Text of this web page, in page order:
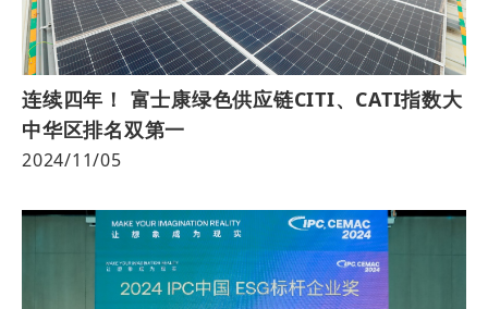
连续四年！ 富士康绿色供应链CITI、CATI指数大
中华区排名双第一
2024/11/05